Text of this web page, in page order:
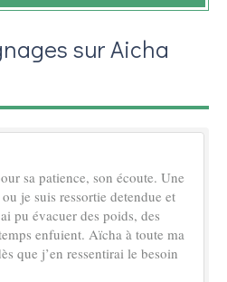
sur Aicha
sa patience, son écoute. Une
je suis ressortie detendue et
pu évacuer des poids, des
enfuient. Aïcha à toute ma
que j’en ressentirai le besoin